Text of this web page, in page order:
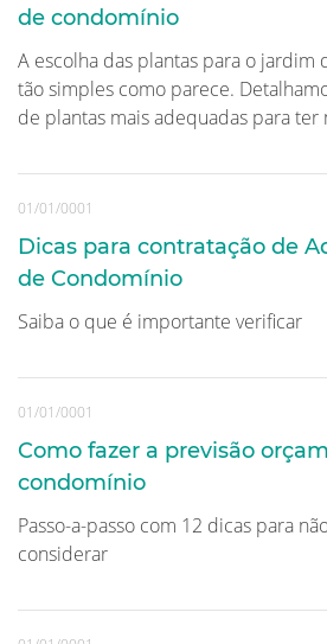
de condomínio
A escolha das plantas para o jardim
tão simples como parece.
de plantas mais adequadas para ter
01/01/0001
Dicas para contratação de
de Condomínio
Saiba o que é importante verificar
01/01/0001
Como fazer a previsão
condomínio
Passo-a-passo com 12 dicas para
considerar